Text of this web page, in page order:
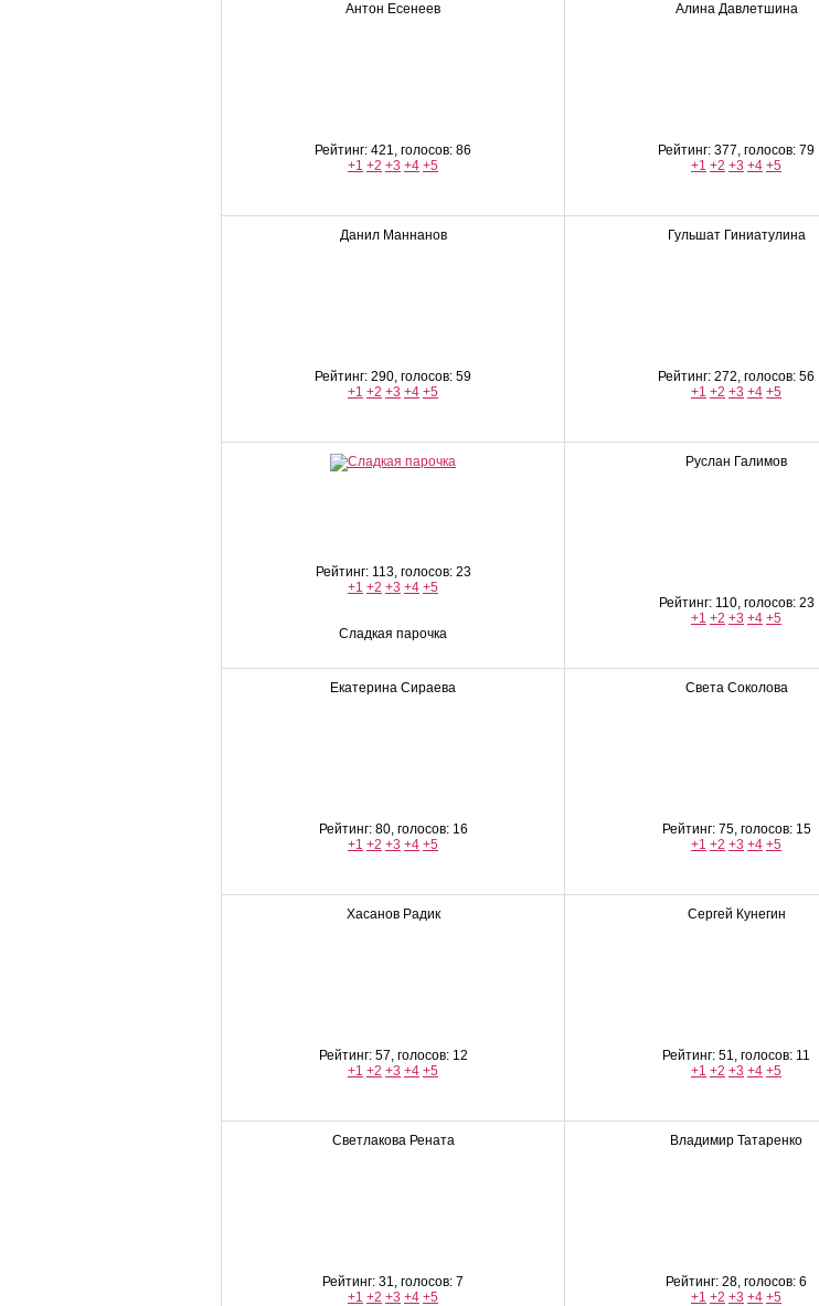
Антон Есенеев
Рейтинг: 421, голосов: 86
+1 +2 +3 +4 +5
Алина Давлетшина
Рейтинг: 377, голосов: 79
+1 +2 +3 +4 +5
Данил Маннанов
Рейтинг: 290, голосов: 59
+1 +2 +3 +4 +5
Гульшат Гиниатулина
Рейтинг: 272, голосов: 56
+1 +2 +3 +4 +5
Рейтинг: 113, голосов: 23
+1 +2 +3 +4 +5
Сладкая парочка
Руслан Галимов
Рейтинг: 110, голосов: 23
+1 +2 +3 +4 +5
Екатерина Сираева
Рейтинг: 80, голосов: 16
+1 +2 +3 +4 +5
Света Соколова
Рейтинг: 75, голосов: 15
+1 +2 +3 +4 +5
Хасанов Радик
Рейтинг: 57, голосов: 12
+1 +2 +3 +4 +5
Сергей Кунегин
Рейтинг: 51, голосов: 11
+1 +2 +3 +4 +5
Светлакова Рената
Рейтинг: 31, голосов: 7
+1 +2 +3 +4 +5
Владимир Татаренко
Рейтинг: 28, голосов: 6
+1 +2 +3 +4 +5